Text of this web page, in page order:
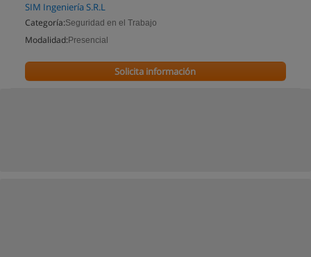
SIM Ingeniería S.R.L
Categoría:Seguridad en el Trabajo
Modalidad: Presencial
Solicita información